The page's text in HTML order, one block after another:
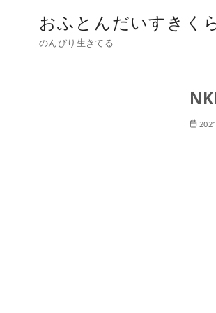
おふとんだいすきく
のんびり生きてる